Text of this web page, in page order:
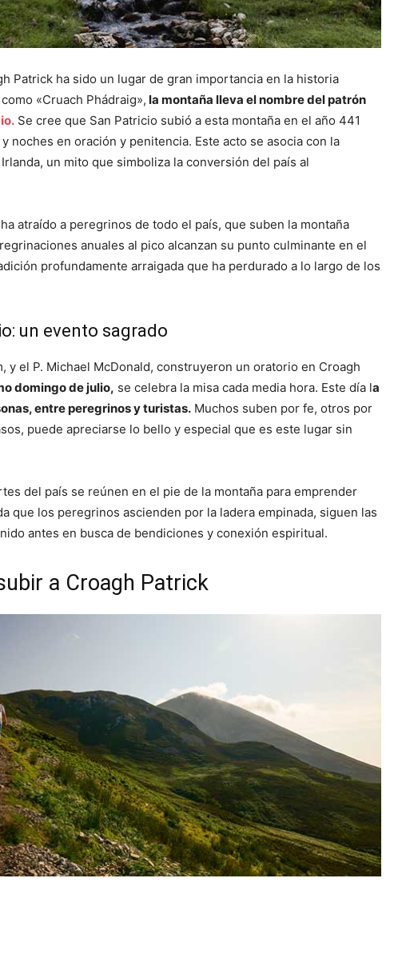
Patrick ha sido un lugar de gran importancia en la historia
«Cruach Phádraig», la montaña lleva el nombre del patrón
Se cree que San Patricio subió a esta montaña en el año 441
noches en oración y penitencia. Este acto se asocia con la
un mito que simboliza la conversión del país al
atraído a peregrinos de todo el país, que suben la montaña
anuales al pico alcanzan su punto culminante en el
profundamente arraigada que ha perdurado a lo largo de los
un evento sagrado
y el P. Michael McDonald, construyeron un oratorio en Croagh
domingo de julio, se celebra la misa cada media hora. Este día la
entre peregrinos y turistas. Muchos suben por fe, otros por
puede apreciarse lo bello y especial que es este lugar sin
del país se reúnen en el pie de la montaña para emprender
que los peregrinos ascienden por la ladera empinada, siguen las
antes en busca de bendiciones y conexión espiritual.
a Croagh Patrick